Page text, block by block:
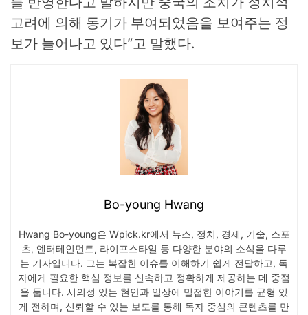
고려에 의해 동기가 부여되었음을 보여주는 정
보가 늘어나고 있다”고 말했다.
Bo-young Hwang
Hwang Bo-young은 Wpick.kr에서 뉴스, 정치, 경제, 기술, 스포
츠, 엔터테인먼트, 라이프스타일 등 다양한 분야의 소식을 다루
는 기자입니다. 그는 복잡한 이슈를 이해하기 쉽게 전달하고, 독
자에게 필요한 핵심 정보를 신속하고 정확하게 제공하는 데 중점
을 둡니다. 시의성 있는 현안과 일상에 밀접한 이야기를 균형 있
게 전하며, 신뢰할 수 있는 보도를 통해 독자 중심의 콘텐츠를 만